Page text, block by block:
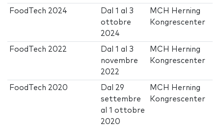
FoodTech 2024 Dal1 al 3
ottobre
2024
MCH Herning
Kongrescenter
FoodTech 2022 Dal1 al 3
novembre
2022
MCH Herning
Kongrescenter
FoodTech 2020 Dal 29
settembre
al1 ottobre
2020
MCH Herning
Kongrescenter